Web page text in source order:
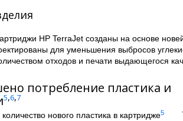
HP TerraJet созданы на основе
для уменьшения выбросов
отходов и печати выдающегося
потребление пластика и
5,6,7
нового пластика в картридже5